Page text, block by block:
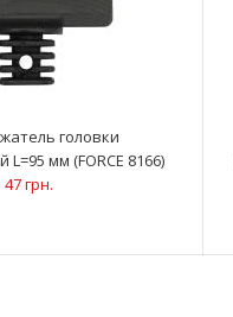
головки
мм (FORCE 8166)
47 грн.